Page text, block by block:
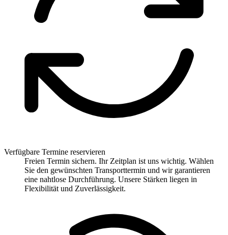
Verfügbare Termine reservieren
Freien Termin sichern. Ihr Zeitplan ist uns wichtig. Wählen
Sie den gewünschten Transporttermin und wir garantieren
eine nahtlose Durchführung. Unsere Stärken liegen in
Flexibilität und Zuverlässigkeit.